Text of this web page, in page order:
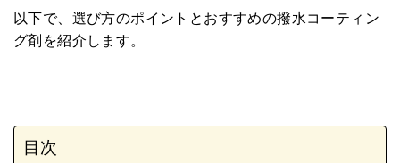
以下で、選び方のポイントとおすすめの撥水コーティン
グ剤を紹介します。
目次